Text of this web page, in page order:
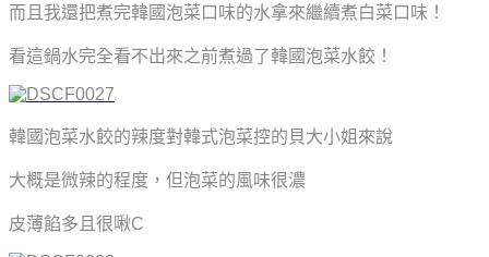
而且我還把煮完韓國泡菜口味的水拿來繼續煮白菜口味！
看這鍋水完全看不出來之前煮過了韓國泡菜水餃！
韓國泡菜水餃的辣度對韓式泡菜控的貝大小姐來說
大概是微辣的程度，但泡菜的風味很濃
皮薄餡多且很啾C